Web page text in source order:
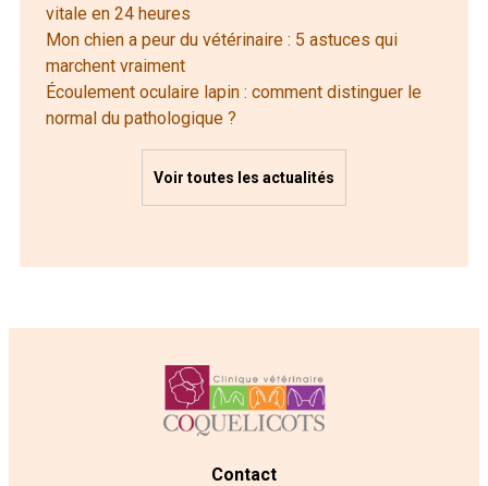
vitale en 24 heures
Mon chien a peur du vétérinaire : 5 astuces qui
marchent vraiment
Écoulement oculaire lapin : comment distinguer le
normal du pathologique ?
Voir toutes les actualités
Contact